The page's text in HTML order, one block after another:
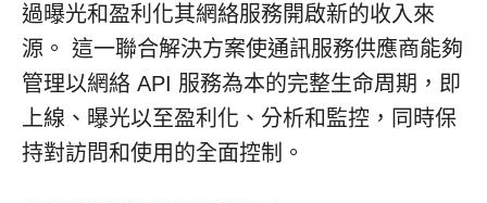
過曝光和盈利化其網絡服務開啟新的收入來
源。 這一聯合解決方案使通訊服務供應商能夠
管理以網絡 API 服務為本的完整生命周期，即
上線、曝光以至盈利化、分析和監控，同時保
持對訪問和使用的全面控制。